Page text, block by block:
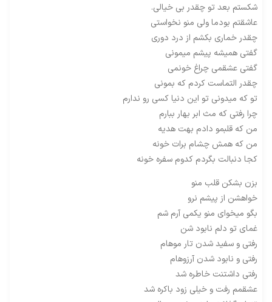
شکستم بعد تو چقدر بی خیالی.
عاشقتم بودما ولی منو نخواستی
چقدر خماری بکشم از درد دوری
گفتی همیشه پیشم میمونی
گفتی عشقمی چراغ خونمی
چقدر التماست کردم که بمونی
تو که میدونی تو این دنیا کسی رو ندارم
چرا رفتی که مث ابر بهار ببارم
من که قلبمو دادم بهت هدیه
من که همش چشام برات خونه
کجا دنبالت بگردم کدوم سفره خونه
بزن بشکن قلب منو
خواهشن از پیشم نرو
بگو میخوای منو یکمی آرم شم
غمای تو دلم نابود شن
رفتی و سفید شدن تار موهام
رفتی و نابود شدن آرزوهام
رفتی داشتنت خاطره شد
عشقمم رفت و خیلی زود باکره شد